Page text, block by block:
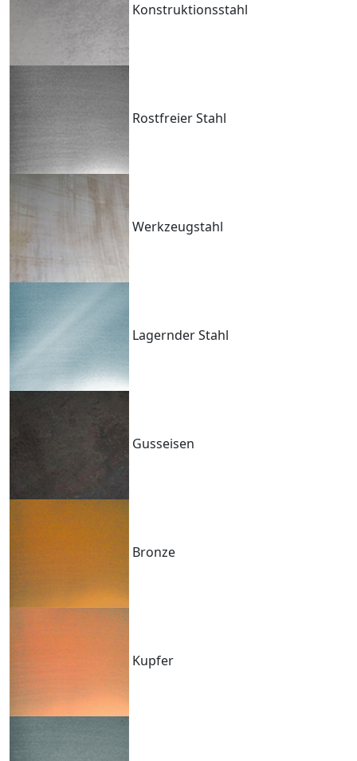
Konstruktionsstahl
Rostfreier Stahl
Werkzeugstahl
Lagernder Stahl
Gusseisen
Bronze
Kupfer